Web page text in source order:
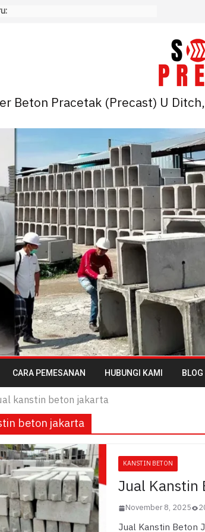
Beton Pracetak (Precast) U
CARA PEMESANAN HUBUNGI KAMI BLOG
kanstin beton jakarta
beton jakarta
KANSTIN BETON
Jual Kanstin
November 8, 2025
Jual Kanstin Beton